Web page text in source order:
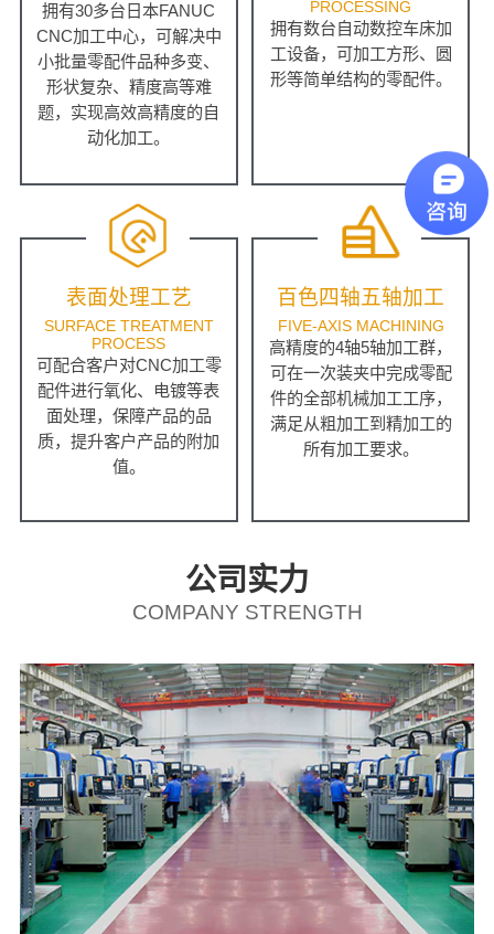
拥有30多台日本FANUC
CNC加工中心，可解决中
小批量零配件品种多变、
形状复杂、精度高等难
题，实现高效高精度的自
动化加工。
PROCESSING
拥有数台自动数控车床加
工设备，可加工方形、圆
形等简单结构的零配件。
表面处理工艺
SURFACE TREATMENT
PROCESS
可配合客户对CNC加工零
配件进行氧化、电镀等表
面处理，保障产品的品
质，提升客户产品的附加
值。
百色四轴五轴加工
FIVE-AXIS MACHINING
高精度的4轴5轴加工群，
可在一次装夹中完成零配
件的全部机械加工工序，
满足从粗加工到精加工的
所有加工要求。
公司实力
COMPANY STRENGTH